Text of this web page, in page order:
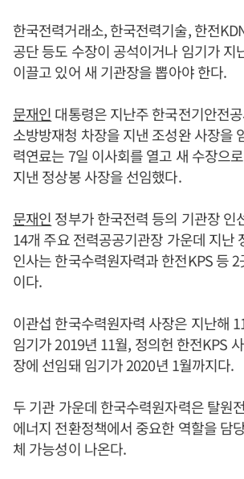
한국전력거래소, 한국전력기술, 한전
공단 등도 수장이 공석이거나 임기가 지
이끌고 있어 새 기관장을 뽑아야 한다.
문재인 대통령은 지난주 한국전기안전
소방방재청 차장을 지낸 조성완 사장을
력연료는 7일 이사회를 열고 새 수장으
지낸 정상봉 사장을 선임했다.
문재인 정부가 한국전력 등의 기관장 인
14개 주요 전력공공기관장 가운데 지난
인사는 한국수력원자력과 한전KPS 등
이다.
이관섭 한국수력원자력 사장은 지난해
임기가 2019년 11월, 정의헌 한전KPS
장에 선임돼 임기가 2020년 1월까지다.
두 기관 가운데 한국수력원자력은 탈원
에너지 전환정책에서 중요한 역할을 담
체 가능성이 나온다.